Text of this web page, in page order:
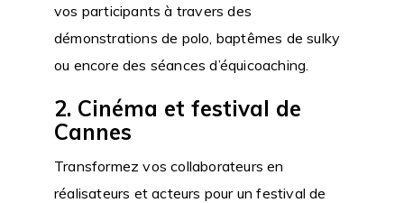
vos participants à travers des
démonstrations de polo, baptêmes de sulky
ou encore des séances d’équicoaching.
2. Cinéma et festival de
Cannes
Transformez vos collaborateurs en
réalisateurs et acteurs pour un festival de